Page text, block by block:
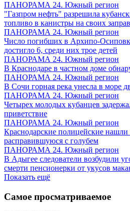
ПАНОРАМА 24. Южный регион
"Газпром нефть" разрешила
топливо в канистры на своих
ПАНОРАМА 24. Южный регион
Число погибших в Архипо-
достигло 6, среди них трое детей
ПАНОРАМА 24. Южный регион
В Краснодаре в частном доме
ПАНОРАМА 24. Южный регион
В Сочи горная река унесла в море
ПАНОРАМА 24. Южный регион
Четырех молодых кубанцев
приветствие
ПАНОРАМА 24. Южный регион
Краснодарские полицейские
расправившуюся с голубем
ПАНОРАМА 24. Южный регион
В Адыгее следователи возбудили
смерти пенсионерки от укусов
Показать ещё
Самое просматриваемое